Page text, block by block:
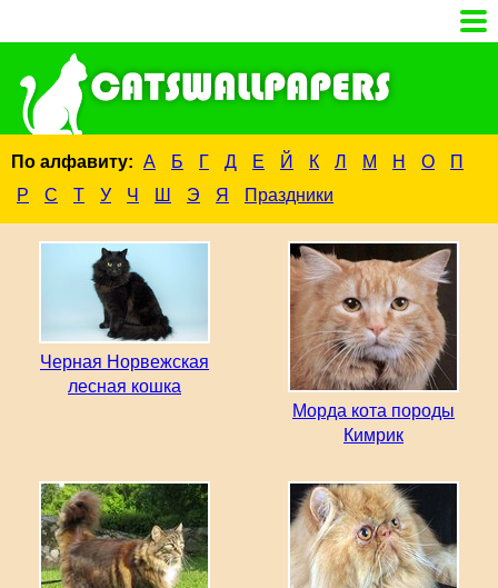
По алфавиту: А Б Г Д Е Й К Л М Н О
П
Р
С Т У Ч Ш Э Я Праздники
Черная Норвежская
лесная кошка
Морда кота породы
Кимрик